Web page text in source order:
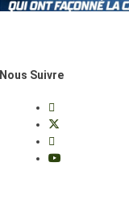
Nous Suivre